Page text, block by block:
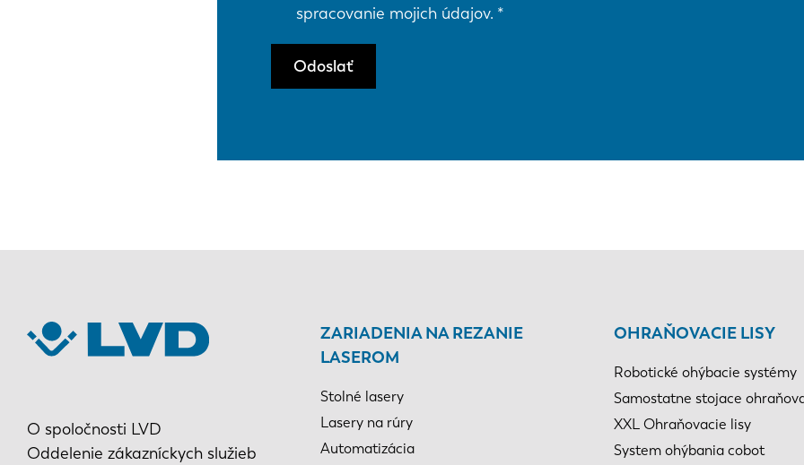
spracovanie mojich údajov.
Odoslať
O spoločnosti LVD
Oddelenie zákazníckych služieb
ZARIADENIA NA REZANIE
LASEROM
Stolné lasery
Lasery na rúry
Automatizácia
OHRAŇOVACIE LISY
Robotické ohýbacie systémy
Samostatne stojace
XXL Ohraňovacie lisy
System ohýbania cobot